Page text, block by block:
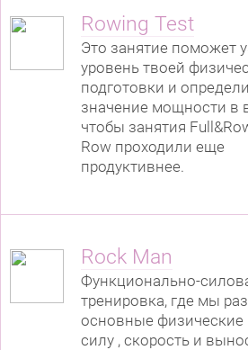
Rowing Test
Это занятие поможет
уровень твоей
подготовки и
значение мощности в
чтобы занятия
Row проходили еще
продуктивнее.
Rock Man
Функционально-
тренировка, где мы
основные физические
силу , скорость и